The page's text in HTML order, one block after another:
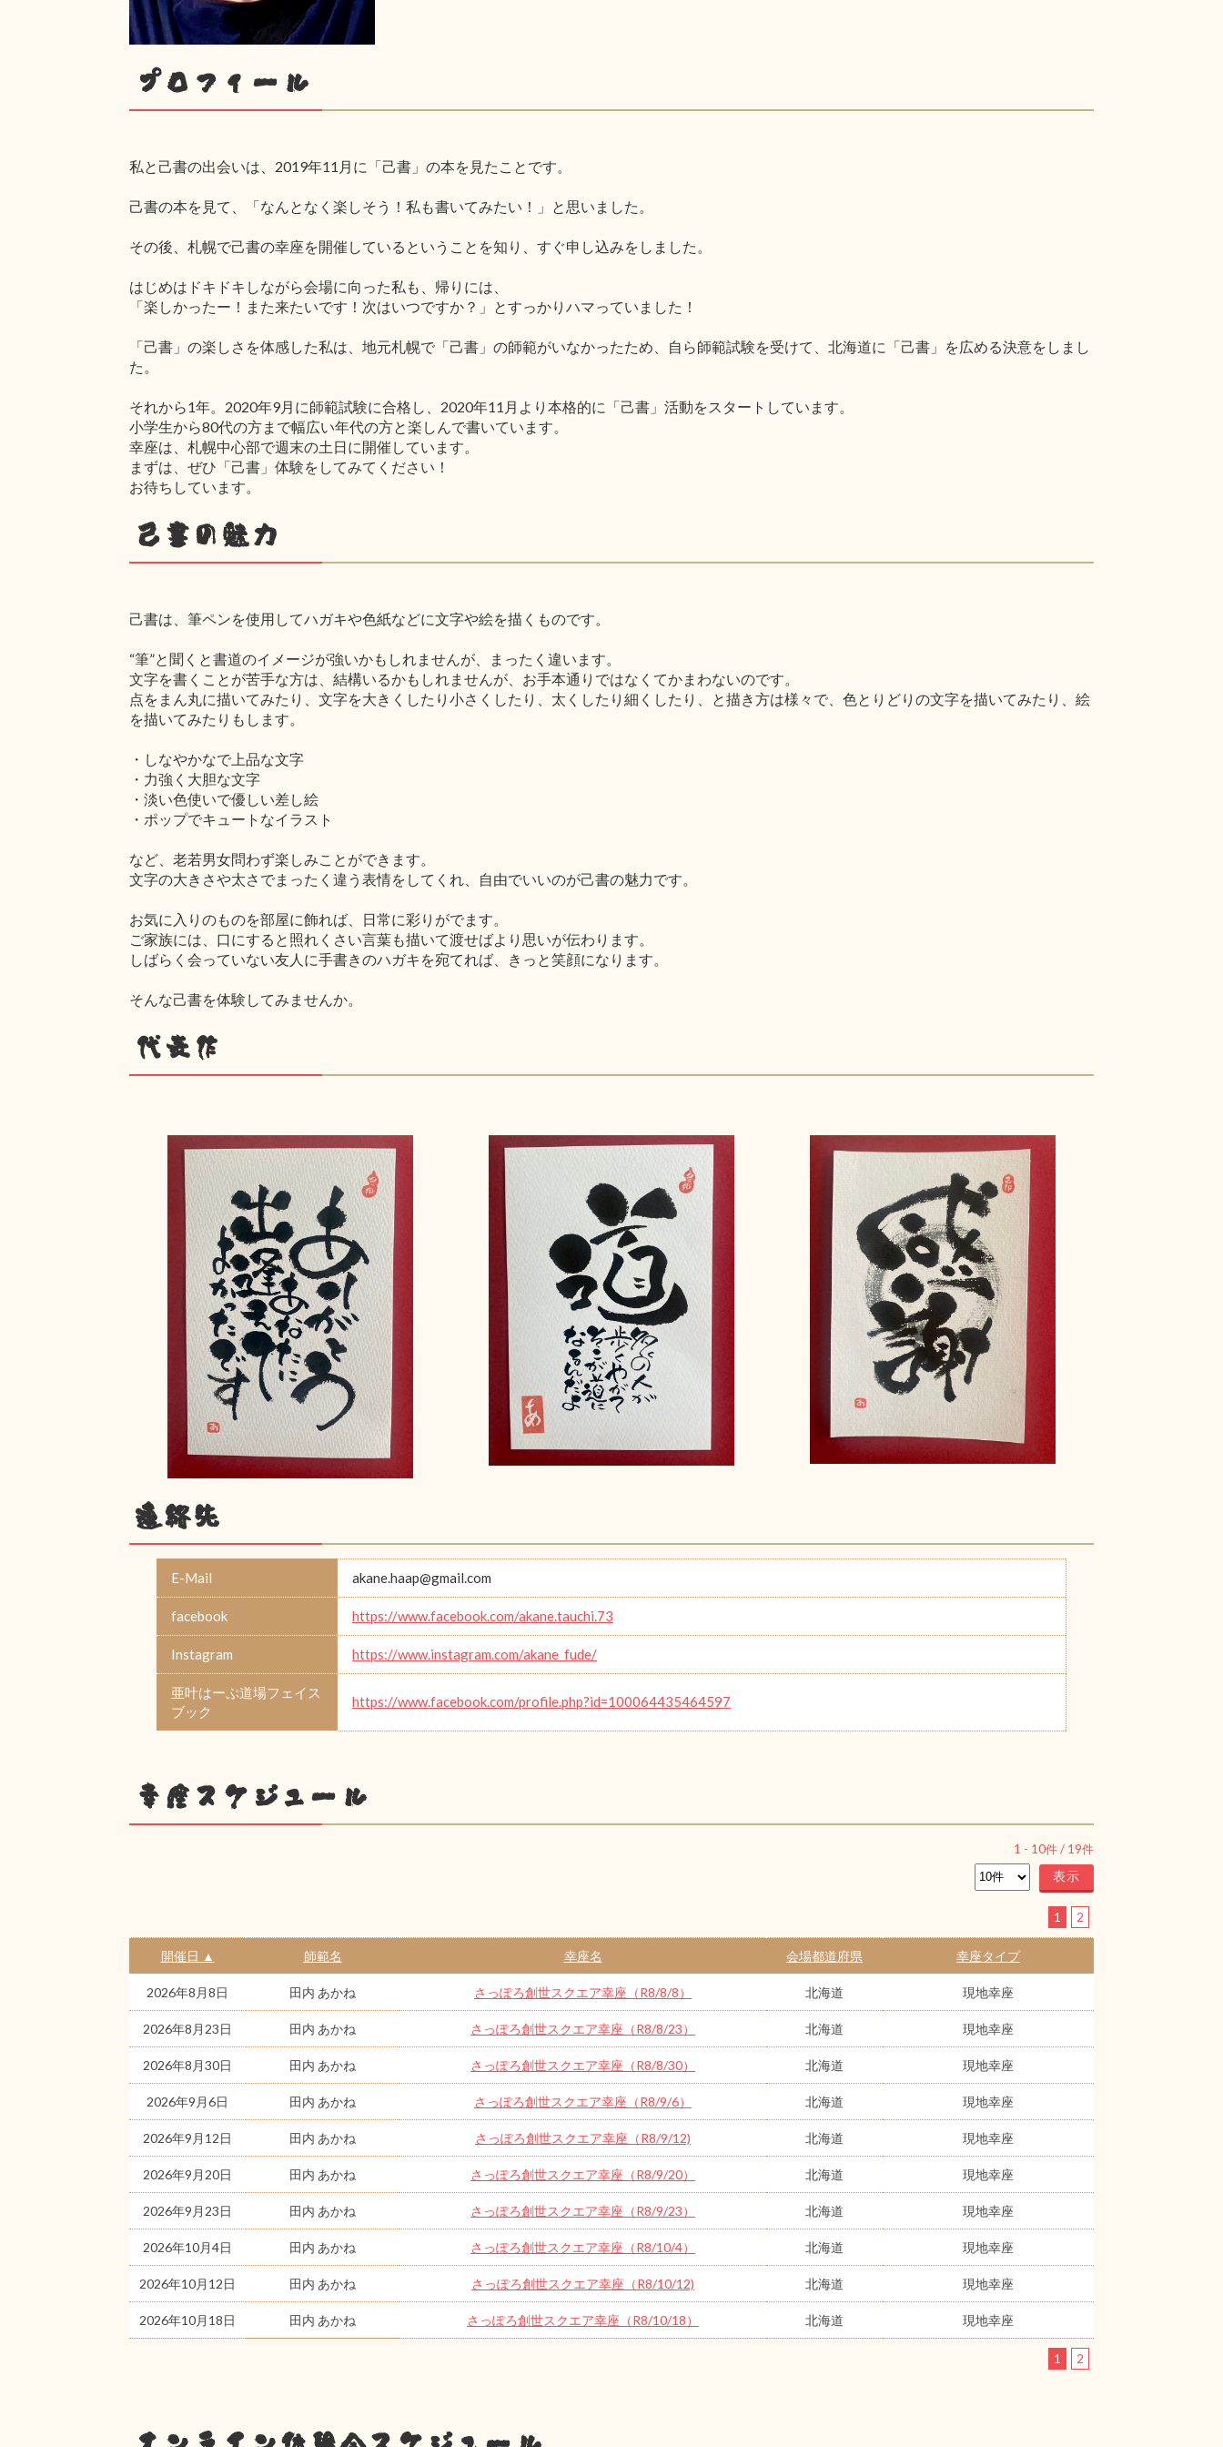
プロフィール
私と己書の出会いは、2019年11月に「己書」の本を見たことです。
己書の本を見て、「なんとなく楽しそう！私も書いてみたい！」と思いました。
その後、札幌で己書の幸座を開催しているということを知り、すぐ申し込みをしました。
はじめはドキドキしながら会場に向った私も、帰りには、
「楽しかったー！また来たいです！次はいつですか？」とすっかりハマっていました！
「己書」の楽しさを体感した私は、地元札幌で「己書」の師範がいなかったため、自ら師範試験を受けて、北海道に「己書」を広める決意をしまし
た。
それから1年。2020年9月に師範試験に合格し、2020年11月より本格的に「己書」活動をスタートしています。
小学生から80代の方まで幅広い年代の方と楽しんで書いています。
幸座は、札幌中心部で週末の土日に開催しています。
まずは、ぜひ「己書」体験をしてみてください！
お待ちしています。
己書の魅力
己書は、筆ペンを使用してハガキや色紙などに文字や絵を描くものです。
“筆”と聞くと書道のイメージが強いかもしれませんが、まったく違います。
文字を書くことが苦手な方は、結構いるかもしれませんが、お手本通りではなくてかまわないのです。
点をまん丸に描いてみたり、文字を大きくしたり小さくしたり、太くしたり細くしたり、と描き方は様々で、色とりどりの文字を描いてみたり、絵
を描いてみたりもします。
・しなやかなで上品な文字
・力強く大胆な文字
・淡い色使いで優しい差し絵
・ポップでキュートなイラスト
など、老若男女問わず楽しみことができます。
文字の大きさや太さでまったく違う表情をしてくれ、自由でいいのが己書の魅力です。
お気に入りのものを部屋に飾れば、日常に彩りがでます。
ご家族には、口にすると照れくさい言葉も描いて渡せばより思いが伝わります。
しばらく会っていない友人に手書きのハガキを宛てれば、きっと笑顔になります。
そんな己書を体験してみませんか。
代表作
連絡先
E-Mail akane.haap@gmail.com
facebook https://www.facebook.com/akane.tauchi.73
Instagram https://www.instagram.com/akane_fude/
亜叶はーぷ道場フェイス
ブック
https://www.facebook.com/profile.php?id=100064435464597
幸座スケジュール
1 - 10件 / 19件
1 2
開催日 ▲ 師範名 幸座名 会場都道府県 幸座タイプ
2026年8月8日 田内 あかね さっぽろ創世スクエア幸座（R8/8/8） 北海道 現地幸座
2026年8月23日 田内 あかね さっぽろ創世スクエア幸座（R8/8/23） 北海道 現地幸座
2026年8月30日 田内 あかね さっぽろ創世スクエア幸座（R8/8/30） 北海道 現地幸座
2026年9月6日 田内 あかね さっぽろ創世スクエア幸座（R8/9/6） 北海道 現地幸座
2026年9月12日 田内 あかね さっぽろ創世スクエア幸座（R8/9/12) 北海道 現地幸座
2026年9月20日 田内 あかね さっぽろ創世スクエア幸座（R8/9/20） 北海道 現地幸座
2026年9月23日 田内 あかね さっぽろ創世スクエア幸座（R8/9/23） 北海道 現地幸座
2026年10月4日 田内 あかね さっぽろ創世スクエア幸座（R8/10/4） 北海道 現地幸座
2026年10月12日 田内 あかね さっぽろ創世スクエア幸座（R8/10/12) 北海道 現地幸座
2026年10月18日 田内 あかね さっぽろ創世スクエア幸座（R8/10/18） 北海道 現地幸座
1 2